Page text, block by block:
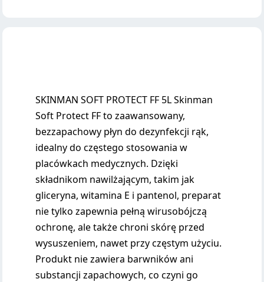
SKINMAN SOFT PROTECT FF 5L Skinman
Soft Protect FF to zaawansowany,
bezzapachowy płyn do dezynfekcji rąk,
idealny do częstego stosowania w
placówkach medycznych. Dzięki
składnikom nawilżającym, takim jak
gliceryna, witamina E i pantenol, preparat
nie tylko zapewnia pełną wirusobójczą
ochronę, ale także chroni skórę przed
wysuszeniem, nawet przy częstym użyciu.
Produkt nie zawiera barwników ani
substancji zapachowych, co czyni go